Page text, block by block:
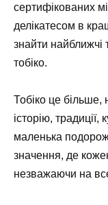
сертифікованих
делікатесом в
знайти найближчі
тобіко.
Тобіко це більше,
історію,
маленька
значення, де кожен
незважаючи на